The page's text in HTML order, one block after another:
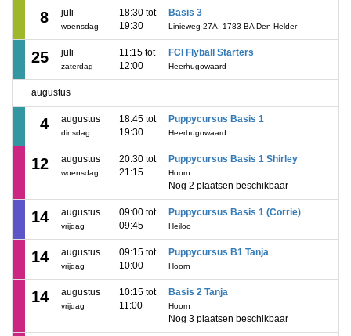
8 juli
woensdag
18:30 tot
19:30
Basis 3
Linieweg 27A, 1783 BA Den Helder
25 juli
zaterdag
11:15 tot
12:00
FCI Flyball Starters
Heerhugowaard
augustus
4 augustus
dinsdag
18:45 tot
19:30
Puppycursus Basis 1
Heerhugowaard
12 augustus
woensdag
20:30 tot
21:15
Puppycursus Basis 1 Shirley
Hoorn
Nog 2 plaatsen beschikbaar
14 augustus
vrijdag
09:00 tot
09:45
Puppycursus Basis 1 (Corrie)
Heiloo
14 augustus
vrijdag
09:15 tot
10:00
Puppycursus B1 Tanja
Hoorn
14 augustus
vrijdag
10:15 tot
11:00
Basis 2 Tanja
Hoorn
Nog 3 plaatsen beschikbaar